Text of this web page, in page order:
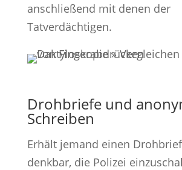
anschließend mit denen der
Tatverdächtigen.
Drohbriefe und
Schreiben
Erhält jemand einen
denkbar, die Polizei